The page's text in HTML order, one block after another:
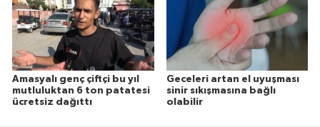
Amasyalı genç çiftçi bu yıl
mutluluktan 6 ton patatesi
ücretsiz dağıttı
Geceleri artan el uyuşması
sinir sıkışmasına bağlı
olabilir